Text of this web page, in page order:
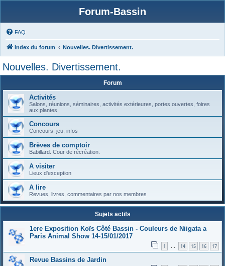
Forum-Bassin
FAQ
Index du forum Nouvelles. Divertissement.
Nouvelles. Divertissement.
Forum
Activités
Salons, réunions, séminaires, activités extérieures, portes ouvertes, foires
aux plantes
Concours
Concours, jeu, infos
Brèves de comptoir
Babillard. Cour de récréation.
A visiter
Lieux d'exception
A lire
Revues, livres, commentaires par nos membres
Sujets actifs
1ere Exposition Koïs Côté Bassin - Couleurs de Niigata a
Paris Animal Show 14-15/01/2017
1 … 14 15 16 17
Revue Bassins de Jardin